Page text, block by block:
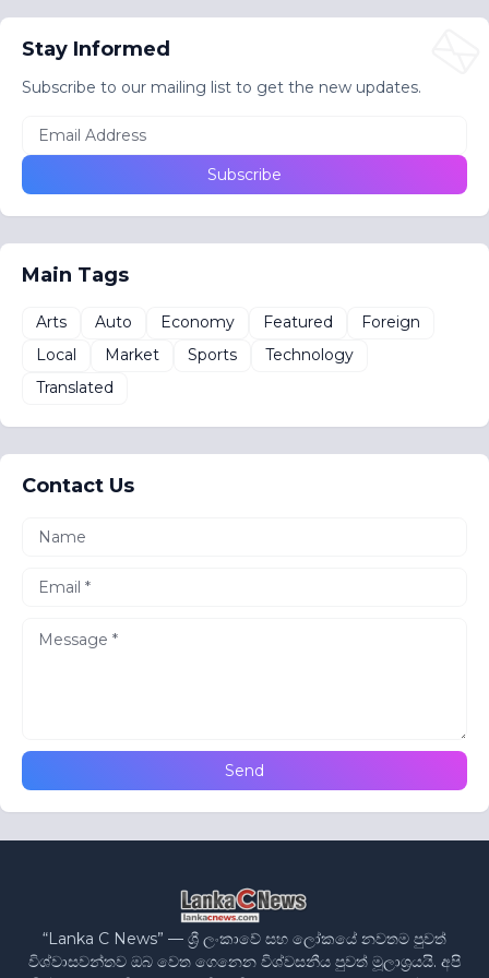
Stay Informed
Subscribe to our mailing list to get the new updates.
Main Tags
Arts Auto Economy Featured
Foreign
Local
Market Sports
Technology
Translated
Contact Us
“Lanka C News” — ශ්‍රී ලංකාවේ සහ ලෝකයේ නවතම පුවත්
විශ්වාසවන්තව ඔබ වෙත ගෙනෙන විශ්වසනීය පුවත් මූලාශ්‍රයයි. අපි